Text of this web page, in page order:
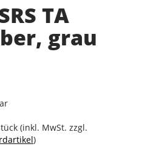
TA
grau
(inkl. MwSt. zzgl.
)